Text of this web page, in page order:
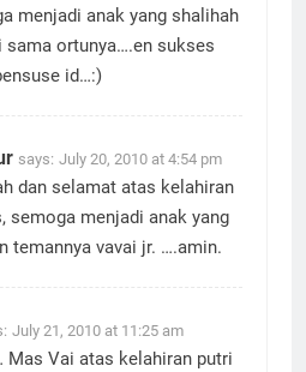
menjadi anak yang shalihah
sama ortunya….en sukses
id…:)
says: July 20, 2010 at 4:54 pm
dan selamat atas kelahiran
semoga menjadi anak yang
temannya vavai jr. ….amin.
July 21, 2010 at 11:25 am
Mas Vai atas kelahiran putri